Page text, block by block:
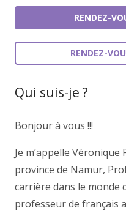
RENDEZ-
RENDEZ-
Qui suis-je ?
Bonjour à vous !!!
Je m’appelle Véronique
province de Namur,
carrière dans le monde
professeur de français